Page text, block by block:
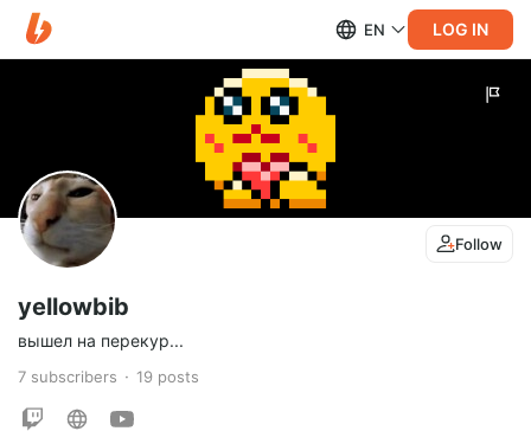
EN LOG IN
Follow
yellowbib
вышел на перекур...
7 subscribers 19 posts